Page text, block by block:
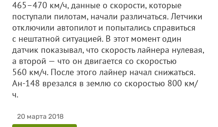
465–470 км/ч, данные о скорости, которые
поступали пилотам, начали различаться. Летчики
отключили автопилот и попытались справиться
с нештатной ситуацией. В этот момент один
датчик показывал, что скорость лайнера нулевая,
а второй — что он двигается со скоростью
560 км/ч. После этого лайнер начал снижаться.
Ан-148 врезался в землю со скоростью 800 км/
ч.
20 марта 2018